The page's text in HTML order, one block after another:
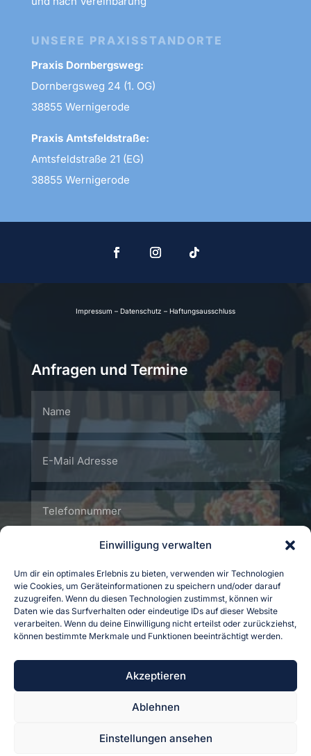
Einwilligung verwalten
Um dir ein optimales Erlebnis zu bieten, verwenden wir Technologien
wie Cookies, um Geräteinformationen zu speichern und/oder darauf
zuzugreifen. Wenn du diesen Technologien zustimmst, können wir
Daten wie das Surfverhalten oder eindeutige IDs auf dieser Website
verarbeiten. Wenn du deine Einwilligung nicht erteilst oder zurückziehst,
können bestimmte Merkmale und Funktionen beeinträchtigt werden.
Akzeptieren
Ablehnen
Einstellungen ansehen
UNSERE PRAXISSTANDORTE
Praxis Dornbergsweg:
Dornbergsweg 24 (1. OG)
38855 Wernigerode
Praxis Amtsfeldstraße:
Amtsfeldstraße 21 (EG)
38855 Wernigerode
Impressum – Datenschutz – Haftungsausschluss
Anfragen und Termine